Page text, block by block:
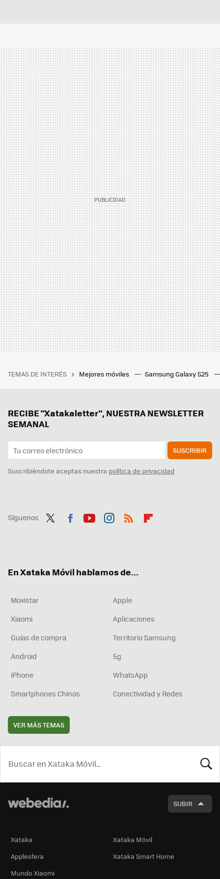
TEMAS DE INTERÉS Mejores móviles Samsung Galaxy S25
RECIBE "Xatakaletter", NUESTRA NEWSLETTER
SEMANAL
SUSCRIBIR
Suscribiéndote aceptas nuestra política de privacidad
Síguenos
En Xataka Móvil hablamos de...
Movistar
Apple
Xiaomi
Aplicaciones
Guías de compra
Territorio Samsung
Android
5g
iPhone
WhatsApp
Smartphones Chinos
Conectividad y Redes
VER MÁS TEMAS
SUBIR
Xataka
Xataka Móvil
Applesfera
Xataka Smart Home
Mundo Xiaomi